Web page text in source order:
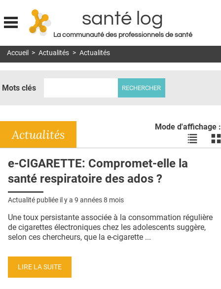
Jump to navigation
santé log
La communauté des professionnels de santé
MON COMPTE
DOSSIERS
RÉSEAUX
E-REVUE SAD
QUI SOMMES-NOUS ?
CONDITIONS GÉNÉRALES
Accueil > Actualités > Actualités
Mots clés
Mode d'affichage :
Voir
les
les
Actualités
e-CIGARETTE: Compromet-elle la
santé respiratoire des ados ?
Actualité publiée il y a 9 années 8 mois
Une toux persistante associée à la consommation régulière
de cigarettes électroniques chez les adolescents suggère,
selon ces chercheurs, que la e-cigarette ...
LIRE LA SUITE